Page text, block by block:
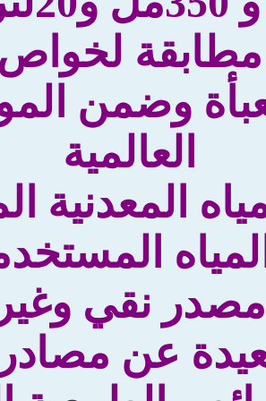
مطابقة
وضمن
العالمية
المعدنية
مصدر نقي
عن مصادر